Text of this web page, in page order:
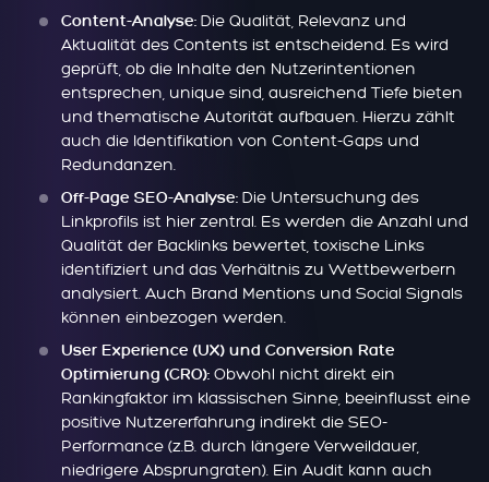
Content-Analyse: Die Qualität, Relevanz und
Aktualität des Contents ist entscheidend. Es wird
geprüft, ob die Inhalte den Nutzerintentionen
entsprechen, unique sind, ausreichend Tiefe bieten
und thematische Autorität aufbauen. Hierzu zählt
auch die Identifikation von Content-Gaps und
Redundanzen.
Off-Page SEO-Analyse: Die Untersuchung des
Linkprofils ist hier zentral. Es werden die Anzahl und
Qualität der Backlinks bewertet, toxische Links
identifiziert und das Verhältnis zu Wettbewerbern
analysiert. Auch Brand Mentions und Social Signals
können einbezogen werden.
User Experience (UX) und Conversion Rate
Optimierung (CRO): Obwohl nicht direkt ein
Rankingfaktor im klassischen Sinne, beeinflusst eine
positive Nutzererfahrung indirekt die SEO-
Performance (z.B. durch längere Verweildauer,
niedrigere Absprungraten). Ein Audit kann auch